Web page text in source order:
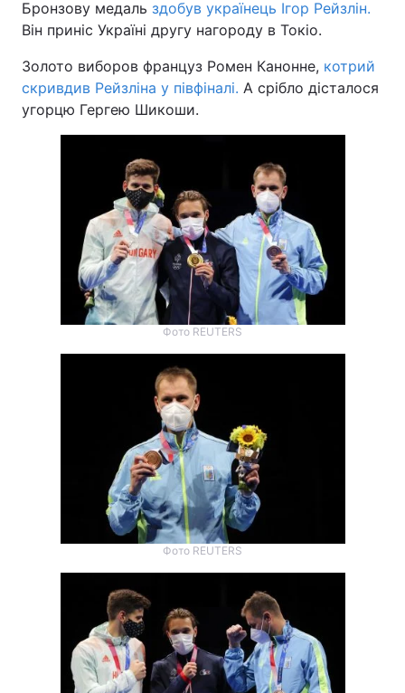
Бронзову медаль здобув українець Ігор Рейзлін.
Він приніс Україні другу нагороду в Токіо.
Золото виборов француз Ромен Канонне, котрий
скривдив Рейзліна у півфіналі. А срібло дісталося
угорцю Гергею Шикоши.
Фото REUTERS
Фото REUTERS